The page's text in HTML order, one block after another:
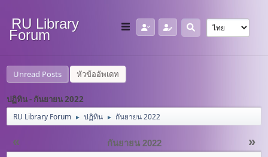
RU Library
Forum
Unread Posts หัวข้ออัพเดท
ปฏิทิน - กันยายน 2022
RU Library Forum ► ปฏิทิน ► กันยายน 2022
« »
กันยายน 2022